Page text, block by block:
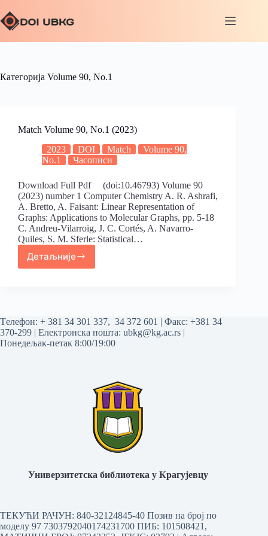
Категорија Volume 90, No.1
Match Volume 90, No.1 (2023)
2023
DOI Match
Volume 90,
No.1
Часописи
Download Full Pdf (doi:10.46793) Volume 90
(2023) number 1 Computer Chemistry A. R. Ashrafi,
A. Bretto, A. Faisant: Linear Representation of
Graphs: Applications to Molecular Graphs, pp. 5-18
C. Andreu-Vilarroig, J. C. Cortés, A. Navarro-
Quiles, S. M. Sferle: Statistical…
Детаљније
Tелефон: + 381 34 301 337, 34 372 601 | Факс: +381 34
370-299 | Електронска пошта: ubkg@kg.ac.rs |
Понедељак-петак 8:00/19:00
Универзитетска библиотека у Крагујевцу
ТЕКУЋИ РАЧУН: 840-32124845-40 Позив на број по
моделу 97 7303792040174231700 ПИБ: 101508421,